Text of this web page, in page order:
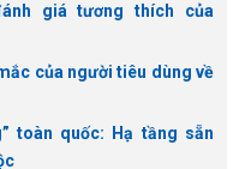
giá tương thích của
của người tiêu dùng về
toàn quốc: Hạ tầng sẵn